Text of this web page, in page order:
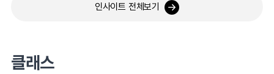
인사이트 전체보기
클래스